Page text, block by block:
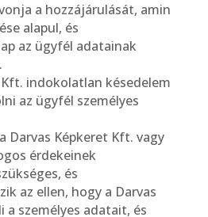
a hozzájárulását, amin
alapul, és
az ügyfél adatainak
indokolatlan késedelem
az ügyfél személyes
Darvas Képkeret Kft. vagy
érdekeinek
és
az ellen, hogy a Darvas
a személyes adatait, és